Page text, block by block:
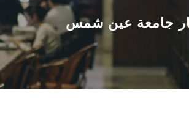
القطاعـات
الشئون الأكاديمية
البحث العلمي
جامعة عين شمس